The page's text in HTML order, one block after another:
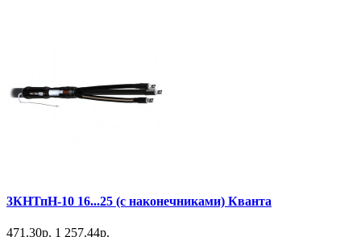
3КНТпН-10 16...25 (с наконечниками) Кванта
471.30р. 1 257.44р.